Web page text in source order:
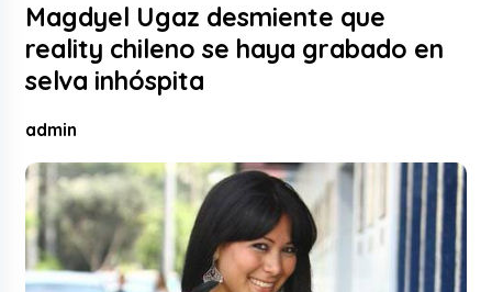
Magdyel Ugaz desmiente que
reality chileno se haya grabado en
selva inhóspita
admin